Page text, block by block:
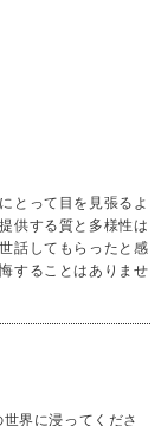
とって目を見張るよ
供する質と多様性は
話してもらったと感
することはありませ
界に浸ってくださ